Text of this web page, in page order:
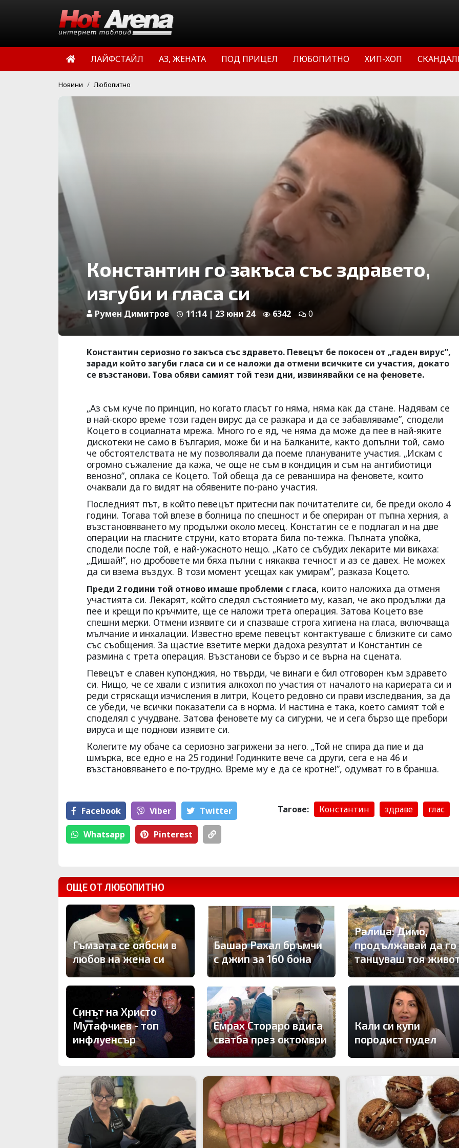
ЛАЙФСТАЙЛ АЗ, ЖЕНАТА ПОД ПРИЦЕЛ ЛЮБОПИТНО ХИП-ХОП
Новини Любопитно
Константин го закъса със здравето,
изгуби и гласа си
Румен Димитров 11:14 | 23 юни 24 6342 0
Константин сериозно го закъса със здравето. Певецът бе покосен от „гаден вирус”,
заради който загуби гласа си и се наложи да отмени всичките си участия, докато
се възстанови. Това обяви самият той тези дни, извинявайки се на феновете.
„Аз съм куче по принцип, но когато гласът го няма, няма как да стане. Надявам се
в най-скоро време този гаден вирус да се разкара и да се забавляваме”, сподели
Коцето в социалната мрежа. Много го е яд, че няма да може да пее в най-яките
дискотеки не само в България, може би и на Балканите, както допълни той, само
че обстоятелствата не му позволявали да поеме плануваните участия. „Искам с
огромно съжаление да кажа, че още не съм в кондиция и съм на антибиотици
венозно”, оплака се Коцето. Той обеща да се реваншира на феновете, които
очаквали да го видят на обявените по-рано участия.
Последният път, в който певецът притесни пак почитателите си, бе преди около 4
години. Тогава той влезе в болница по спешност и бе опериран от пъпна херния, а
възстановяването му продължи около месец. Констатин се е подлагал и на две
операции на гласните струни, като втората била по-тежка. Пълната упойка,
сподели после той, е най-ужасното нещо. „Като се събудих лекарите ми викаха:
„Дишай!”, но дробовете ми бяха пълни с някаква течност и аз се давех. Не можех
да си взема въздух. В този момент усещах как умирам”, разказа Коцето.
Преди 2 години той отново имаше проблеми с гласа, които наложиха да отменя
участията си. Лекарят, който следял състоянието му, казал, че ако продължи да
пее и крещи по кръчмите, ще се наложи трета операция. Затова Коцето взе
спешни мерки. Отмени изявите си и спазваше строга хигиена на гласа, включваща
мълчание и инхалации. Известно време певецът контактуваше с близките си само
със съобщения. За щастие взетите мерки дадоха резултат и Константин се
размина с трета операция. Възстанови се бързо и се върна на сцената.
Певецът е славен купонджия, но твърди, че винаги е бил отговорен към здравето
си. Нищо, че се хвали с изпития алкохол по участия от началото на кариерата си и
реди стряскащи изчисления в литри, Коцето редовно си прави изследвания, за да
се убеди, че всички показатели са в норма. И настина е така, което самият той е
споделял с учудване. Затова феновете му са сигурни, че и сега бързо ще пребори
вируса и ще поднови изявите си.
Колегите му обаче са сериозно загрижени за него. „Той не спира да пие и да
шмърка, все едно е на 25 години! Годинките вече са други, сега е на 46 и
възстановяването е по-трудно. Време му е да се кротне!”, одумват го в бранша.
Facebook Viber Тwitter
Whatsapp Pinterest
Тагове: Константин здраве глас
ОЩЕ ОТ ЛЮБОПИТНО
Гъмзата се оябсни в
любов на жена си
Башар Рахал бръмчи
с джип за 160 бона
Ралица: Димо,
продължавай да го
танцуваш тоя
Синът на Христо
Мутафчиев - топ
инфлуенсър
Емрах Стораро вдига
сватба през октомври
Кали си купи
породист пудел